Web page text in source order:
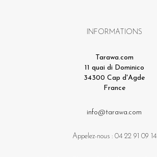
INFORMATIONS
Tarawa.com
11 quai di Dominico
34300 Cap d'Agde
France
info@tarawa.com
Appelez-nous : 04 22 91 09 14